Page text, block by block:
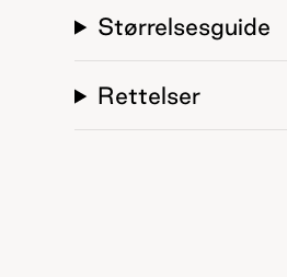
Størrelsesguide
Rettelser